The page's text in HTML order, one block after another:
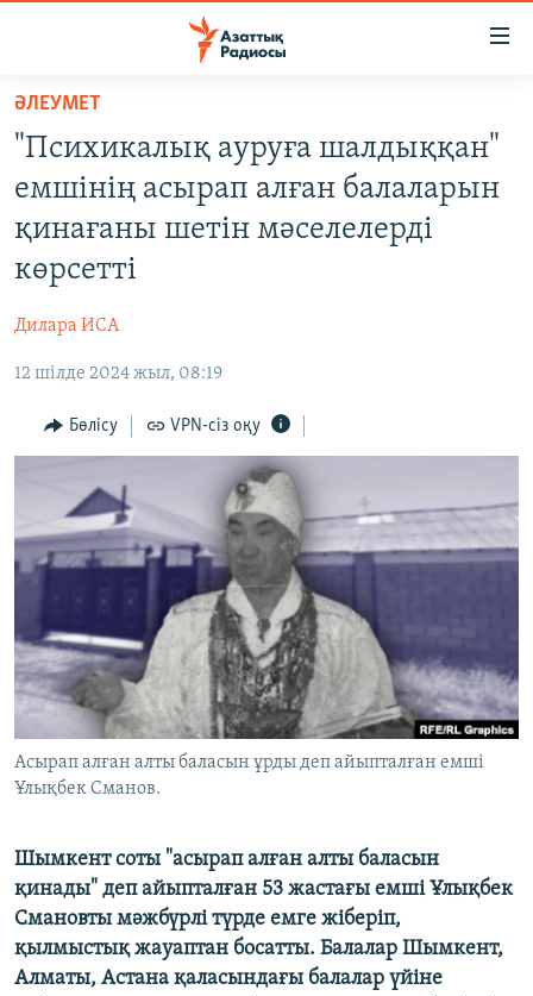
Skip
main
content
to
main
Skip
to
ЖАҢАЛЫҚТАР
ҚАҢТАР ОҚИҒАСЫ
ӘЛЕУМЕТ
ӘЛЕМ
АРНАЙЫ ЖОБАЛАР
Русский
ЖАЗЫЛЫҢЫЗ
Басқа тілдерде
ӘЛЕУМЕТ
"Психикалық ауруға шалдыққан"
емшінің асырап алған балаларын
қинағаны шетін мәселелерді
көрсетті
Дилара ИСА
12 шілде 2024 жыл, 08:19
Бөлісу VPN-сіз оқу
Асырап алған алты баласын ұрды деп айыпталған емші
Ұлықбек Сманов.
Шымкент соты "асырап алған алты баласын
қинады" деп айыпталған 53 жастағы емші Ұлықбек
Смановты мәжбүрлі түрде емге жіберіп,
қылмыстық жауаптан босатты. Балалар Шымкент,
Алматы, Астана қаласындағы балалар үйіне